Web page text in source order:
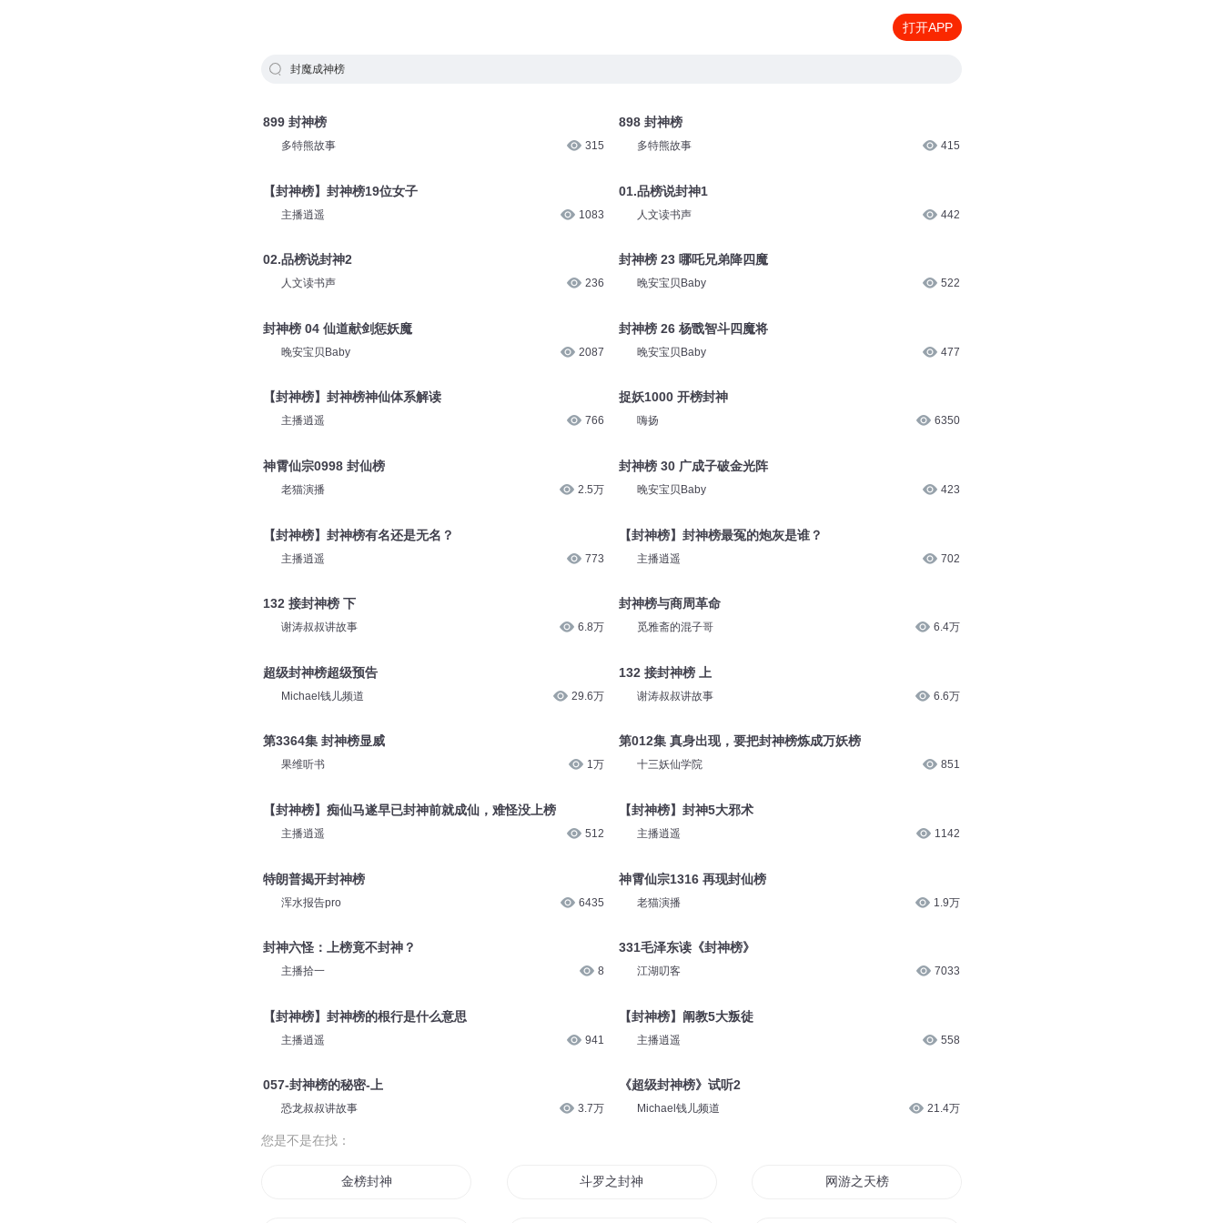
打开APP
封魔成神榜
899 封神榜
多特熊故事 315
【封神榜】封神榜19位女子
主播逍遥 1083
02.品榜说封神2
人文读书声 236
封神榜 04 仙道献剑惩妖魔
晚安宝贝Baby 2087
【封神榜】封神榜神仙体系解读
主播逍遥 766
神霄仙宗0998 封仙榜
老猫演播 2.5万
【封神榜】封神榜有名还是无名？
主播逍遥 773
132 接封神榜 下
谢涛叔叔讲故事 6.8万
超级封神榜超级预告
Michael钱儿频道 29.6万
第3364集 封神榜显威
果维听书 1万
【封神榜】痴仙马遂早已封神前就成仙，难怪没上榜
主播逍遥 512
特朗普揭开封神榜
浑水报告pro 6435
封神六怪：上榜竟不封神？
主播拾一 8
【封神榜】封神榜的根行是什么意思
主播逍遥 941
057-封神榜的秘密-上
恐龙叔叔讲故事 3.7万
898 封神榜
多特熊故事 415
01.品榜说封神1
人文读书声 442
封神榜 23 哪吒兄弟降四魔
晚安宝贝Baby 522
封神榜 26 杨戬智斗四魔将
晚安宝贝Baby 477
捉妖1000 开榜封神
嗨扬 6350
封神榜 30 广成子破金光阵
晚安宝贝Baby 423
【封神榜】封神榜最冤的炮灰是谁？
主播逍遥 702
封神榜与商周革命
觅雅斋的混子哥 6.4万
132 接封神榜 上
谢涛叔叔讲故事 6.6万
第012集 真身出现，要把封神榜炼成万妖榜
十三妖仙学院 851
【封神榜】封神5大邪术
主播逍遥 1142
神霄仙宗1316 再现封仙榜
老猫演播 1.9万
331毛泽东读《封神榜》
江湖叨客 7033
【封神榜】阐教5大叛徒
主播逍遥 558
《超级封神榜》试听2
Michael钱儿频道 21.4万
您是不是在找：
金榜封神 斗罗之封神榜 网游之天榜封神